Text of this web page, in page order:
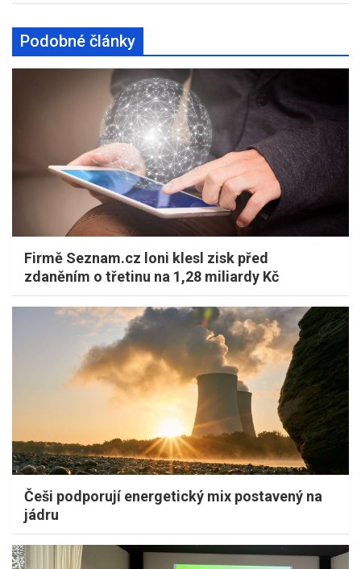
Podobné články
Firmě Seznam.cz loni klesl zisk před
zdaněním o třetinu na 1,28 miliardy Kč
Češi podporují energetický mix postavený na
jádru